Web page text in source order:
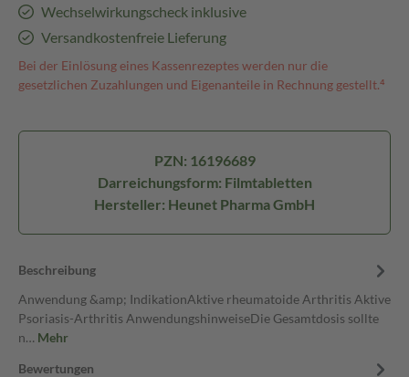
Wechselwirkungscheck inklusive
Versandkostenfreie Lieferung
Bei der Einlösung eines Kassenrezeptes werden nur die
gesetzlichen Zuzahlungen und Eigenanteile in Rechnung gestellt.⁴
PZN: 16196689
Darreichungsform: Filmtabletten
Hersteller: Heunet Pharma GmbH
Beschreibung
Anwendung &amp; IndikationAktive rheumatoide Arthritis Aktive
Psoriasis-Arthritis AnwendungshinweiseDie Gesamtdosis sollte
n… Mehr
Bewertungen